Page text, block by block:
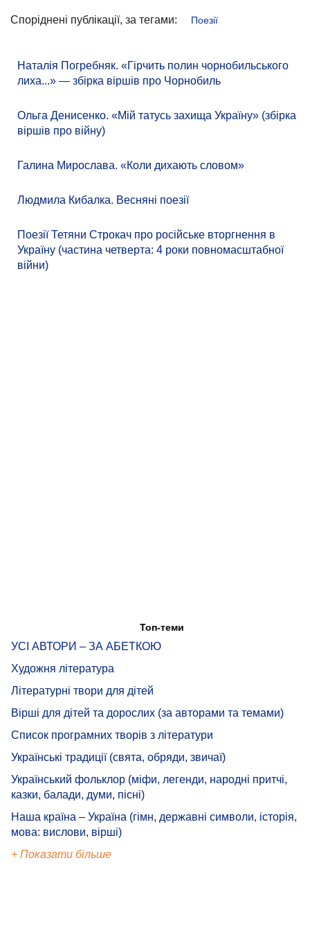
Споріднені публікації, за тегами: Поезії
Наталія Погребняк. «Гірчить полин чорнобильського
лиха...» — збірка віршів про Чорнобиль
Ольга Денисенко. «Мій татусь захища Україну» (збірка
віршів про війну)
Галина Мирослава. «Коли дихають словом»
Людмила Кибалка. Весняні поезії
Поезії Тетяни Строкач про російське вторгнення в
Україну (частина четверта: 4 роки повномасштабної
війни)
Топ-теми
УСІ АВТОРИ – ЗА АБЕТКОЮ
Художня література
Літературні твори для дітей
Вірші для дітей та дорослих (за авторами та темами)
Список програмних творів з літератури
Українські традиції (свята, обряди, звичаї)
Український фольклор (міфи, легенди, народні притчі,
казки, балади, думи, пісні)
Наша країна – Україна (гімн, державні символи, історія,
мова: вислови, вірші)
+ Показати більше